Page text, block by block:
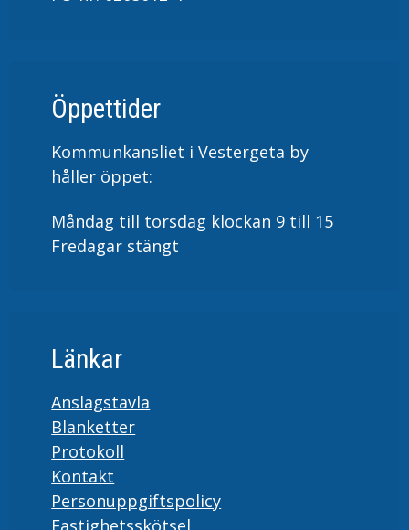
Öppettider
Kommunkansliet i Vestergeta by
håller öppet:
Måndag till torsdag klockan 9 till 15
Fredagar stängt
Länkar
Anslagstavla
Blanketter
Protokoll
Kontakt
Personuppgiftspolicy